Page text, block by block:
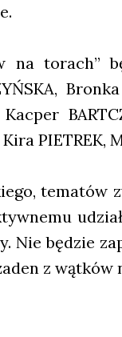
torach”
PIETREK,
Nie będzie
z